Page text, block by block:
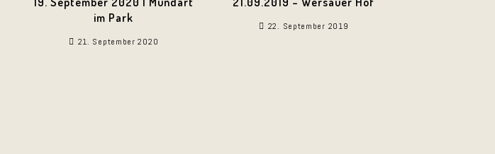
im Park
21. September 2020
22. September 2019